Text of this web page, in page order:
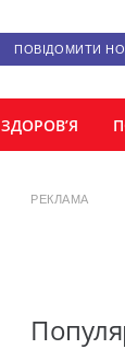
ПОВІДОМИТИ
ЗДОРОВ’Я
РЕКЛАМА